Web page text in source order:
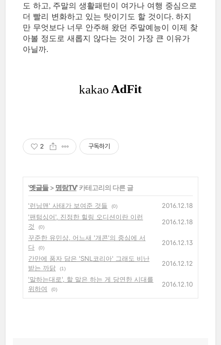
도 하고, 주말의 생활패턴이 여가나 여행 중심으로
더 빨리 변화하고 있는 탓이기도 할 것이다. 하지
만 무엇보다 너무 안주해 왔던 주말예능이 이제 찾
아볼 정도로 새롭지 않다는 것이 가장 큰 이유가
아닐까.
2 구독하기
'옛글들> 명랑TV' 카테고리의 다른 글
'런닝맨' 사태가 보여준 것들 (0)
2016.12.18
'팬텀싱어', 진정한 힐링 오디션이란 이런
것
(0)
2016.12.18
꾸준한 유민상, 어느새 '개콘'의 중심에 서
다
(0)
2016.12.13
간만에 풍자 담은 'SNL코리아' 그래도 비난
받는 까닭
(1)
2016.12.12
'말하는대로', 할 말은 하는 게 당연한 시대를
위하여
(0)
2016.12.10